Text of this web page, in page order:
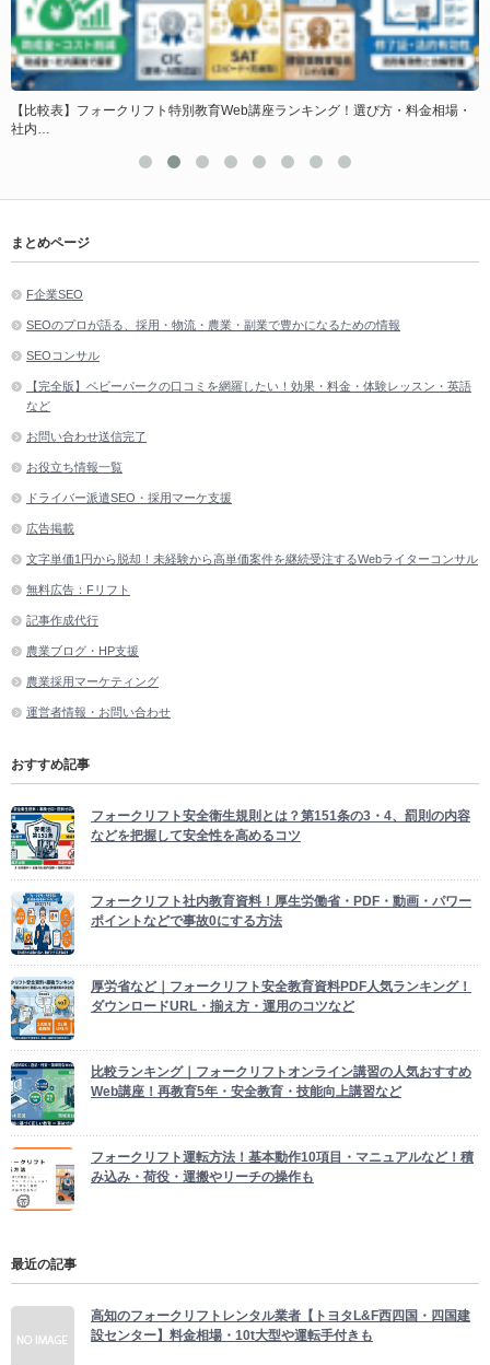
【比較表】フォークリフト特別教育Web講座ランキング！選び方・料金相場・
社内…
まとめページ
F企業SEO
SEOのプロが語る、採用・物流・農業・副業で豊かになるための情報
SEOコンサル
【完全版】ベビーパークの口コミを網羅したい！効果・料金・体験レッスン・英語
など
お問い合わせ送信完了
お役立ち情報一覧
ドライバー派遣SEO・採用マーケ支援
広告掲載
文字単価1円から脱却！未経験から高単価案件を継続受注するWebライターコンサル
無料広告：Fリフト
記事作成代行
農業ブログ・HP支援
農業採用マーケティング
運営者情報・お問い合わせ
おすすめ記事
フォークリフト安全衛生規則とは？第151条の3・4、罰則の内容
などを把握して安全性を高めるコツ
フォークリフト社内教育資料！厚生労働省・PDF・動画・パワー
ポイントなどで事故0にする方法
厚労省など｜フォークリフト安全教育資料PDF人気ランキング！
ダウンロードURL・揃え方・運用のコツなど
比較ランキング｜フォークリフトオンライン講習の人気おすすめ
Web講座！再教育5年・安全教育・技能向上講習など
フォークリフト運転方法！基本動作10項目・マニュアルなど！積
み込み・荷役・運搬やリーチの操作も
最近の記事
高知のフォークリフトレンタル業者【トヨタL&F西四国・四国建
設センター】料金相場・10t大型や運転手付きも